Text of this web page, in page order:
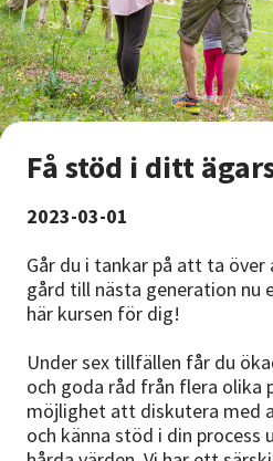
Få stöd i ditt
2023-03-01
Går du i tankar på att ta
gård till nästa generation nu
här kursen för dig!
Under sex tillfällen får du
och goda råd från flera olika
möjlighet att diskutera med
och känna stöd i din process